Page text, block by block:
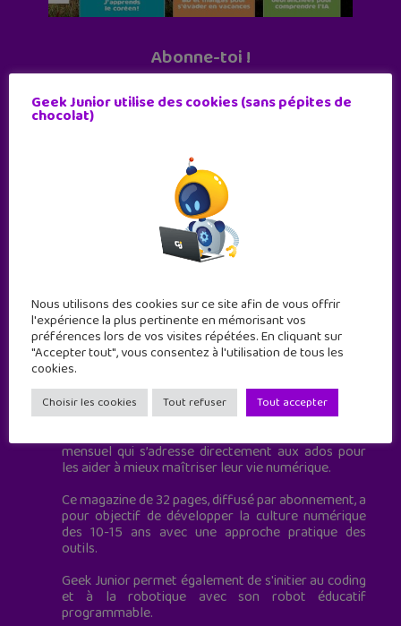
Abonne-toi !
Geek Junior est le premier site de culture numérique
à destination des adolescents.
mensuel qui s’adresse directement aux ados pour
les aider à mieux maîtriser leur vie numérique.
Ce magazine de 32 pages, diffusé par abonnement, a
pour objectif de développer la culture numérique
des 10-15 ans avec une approche pratique des
outils.
Geek Junior permet également de s'initier au coding
et à la robotique avec son robot éducatif
programmable.
Geek Junior utilise des cookies (sans pépites de
chocolat)
Nous utilisons des cookies sur ce site afin de vous offrir
l'expérience la plus pertinente en mémorisant vos
préférences lors de vos visites répétées. En cliquant sur
"Accepter tout", vous consentez à l'utilisation de tous les
cookies.
Choisir les cookies Tout refuser Tout accepter